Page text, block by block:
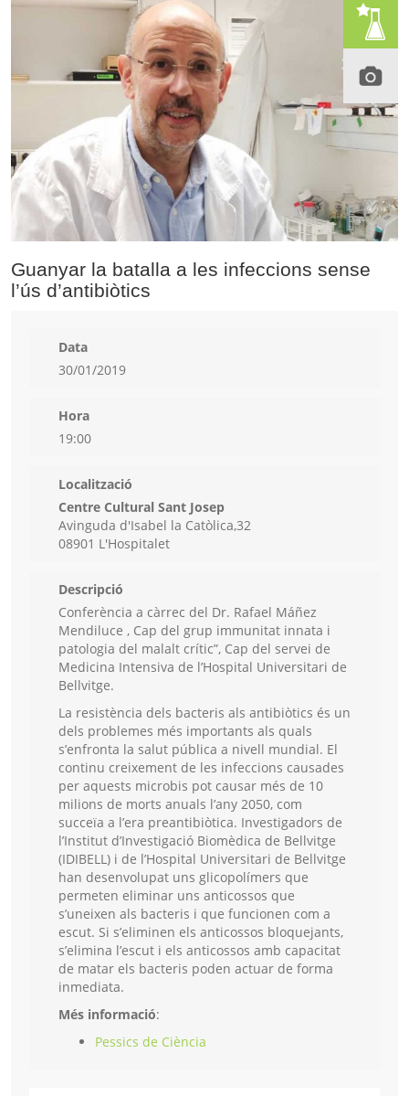
Guanyar la batalla a les infeccions sense
l’ús d’antibiòtics
Data
30/01/2019
Hora
19:00
Localització
Centre Cultural Sant Josep
Avinguda d'Isabel la Catòlica,32
08901 L'Hospitalet
Descripció
Conferència a càrrec del Dr. Rafael Máñez
Mendiluce , Cap del grup immunitat innata i
patologia del malalt crític”, Cap del servei de
Medicina Intensiva de l’Hospital Universitari de
Bellvitge.
La resistència dels bacteris als antibiòtics és un
dels problemes més importants als quals
s’enfronta la salut pública a nivell mundial. El
continu creixement de les infeccions causades
per aquests microbis pot causar més de 10
milions de morts anuals l’any 2050, com
succeïa a l’era preantibiòtica. Investigadors de
l’Institut d’Investigació Biomèdica de Bellvitge
(IDIBELL) i de l’Hospital Universitari de Bellvitge
han desenvolupat uns glicopolímers que
permeten eliminar uns anticossos que
s’uneixen als bacteris i que funcionen com a
escut. Si s’eliminen els anticossos bloquejants,
s’elimina l’escut i els anticossos amb capacitat
de matar els bacteris poden actuar de forma
inmediata.
Més informació:
Pessics de Ciència